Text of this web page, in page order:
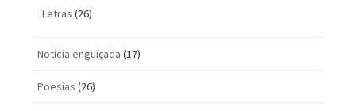
Letras (26)
Notícia enguiçada (17)
Poesias (26)